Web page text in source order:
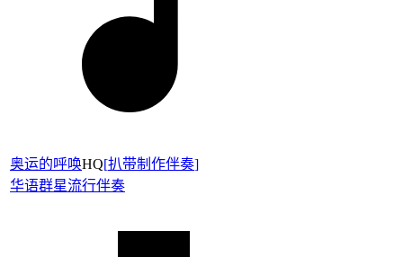
奥运的呼唤HQ[扒带制作伴奏]
华语群星流行伴奏